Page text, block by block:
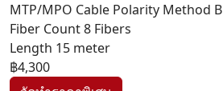
MTP/MPO Cable Polarity Method B
Fiber Count 8 Fibers
Length 15 meter
฿4,300